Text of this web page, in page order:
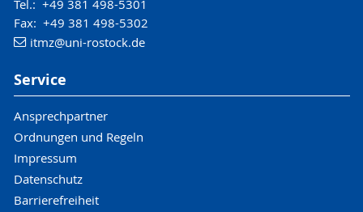
Tel.: +49 381 498-5301
Fax: +49 381 498-5302
itmz@uni-rostock.de
Service
Ansprechpartner
Ordnungen und Regeln
Impressum
Datenschutz
Barrierefreiheit